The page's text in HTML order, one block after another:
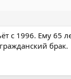
с 1996. Ему 65
брак.